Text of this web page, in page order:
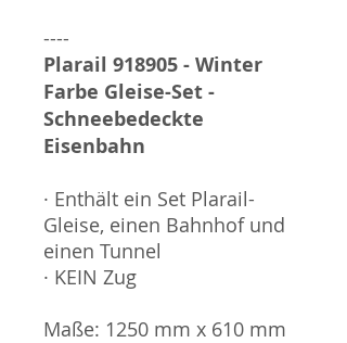
----
Plarail 918905 - Winter
Farbe Gleise-Set -
Schneebedeckte
Eisenbahn
· Enthält ein Set Plarail-
Gleise, einen Bahnhof und
einen Tunnel
· KEIN Zug
Maße: 1250 mm x 610 mm